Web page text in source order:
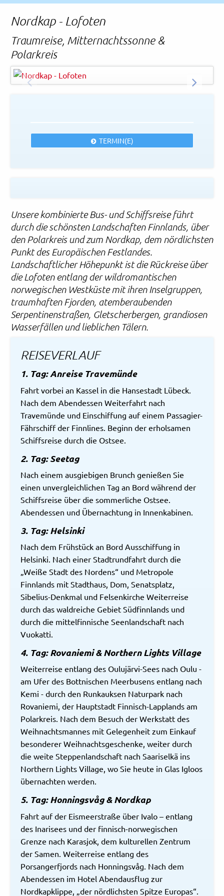
Nordkap - Lofoten
Traumreise, Mitternachtssonne &
Polarkreis
Sergii Figurnyi - AdobeStock
© EasyBUS
TERMIN(E)
Unsere kombinierte Bus- und Schiffsreise führt
durch die schönsten Landschaften Finnlands, über
den Polarkreis und zum Nordkap, dem nördlichsten
Punkt des Europäischen Festlandes.
Landschaftlicher Höhepunkt ist die Rückreise über
die Lofoten entlang der wildromantischen
norwegischen Westküste mit ihren Inselgruppen,
traumhaften Fjorden, atemberaubenden
Serpentinenstraßen, Gletscherbergen, grandiosen
Wasserfällen und lieblichen Tälern.
REISEVERLAUF
1. Tag: Anreise Travemünde
Fahrt vorbei an Kassel in die Hansestadt Lübeck.
Nach dem Abendessen Weiterfahrt nach
Travemünde und Einschiffung auf einem Passagier-
Fährschiff der Finnlines. Beginn der erholsamen
Schiffsreise durch die Ostsee.
2. Tag: Seetag
Nach einem ausgiebigen Brunch genießen Sie
einen unvergleichlichen Tag an Bord während der
Schiffsreise über die sommerliche Ostsee.
Abendessen und Übernachtung in Innenkabinen.
3. Tag: Helsinki
Nach dem Frühstück an Bord Ausschiffung in
Helsinki. Nach einer Stadtrundfahrt durch die
„Weiße Stadt des Nordens“ und Metropole
Finnlands mit Stadthaus, Dom, Senatsplatz,
Sibelius-Denkmal und Felsenkirche Weiterreise
durch das waldreiche Gebiet Südfinnlands und
durch die mittelfinnische Seenlandschaft nach
Vuokatti.
4. Tag: Rovaniemi & Northern Lights Village
Weiterreise entlang des Oulujärvi-Sees nach Oulu -
am Ufer des Bottnischen Meerbusens entlang nach
Kemi - durch den Runkauksen Naturpark nach
Rovaniemi, der Hauptstadt Finnisch-Lapplands am
Polarkreis. Nach dem Besuch der Werkstatt des
Weihnachtsmannes mit Gelegenheit zum Einkauf
besonderer Weihnachtsgeschenke, weiter durch
die weite Steppenlandschaft nach Saariselkä ins
Northern Lights Village, wo Sie heute in Glas Igloos
übernachten werden.
5. Tag: Honningsvåg & Nordkap
Fahrt auf der Eismeerstraße über Ivalo – entlang
des Inarisees und der finnisch-norwegischen
Grenze nach Karasjok, dem kulturellen Zentrum
der Samen. Weiterreise entlang des
Porsangerfjords nach Honningsvåg. Nach dem
Abendessen im Hotel Abendausflug zur
Nordkapklippe, „der nördlichsten Spitze Europas“.
Rechtliches und AGB
Reiseversicherung